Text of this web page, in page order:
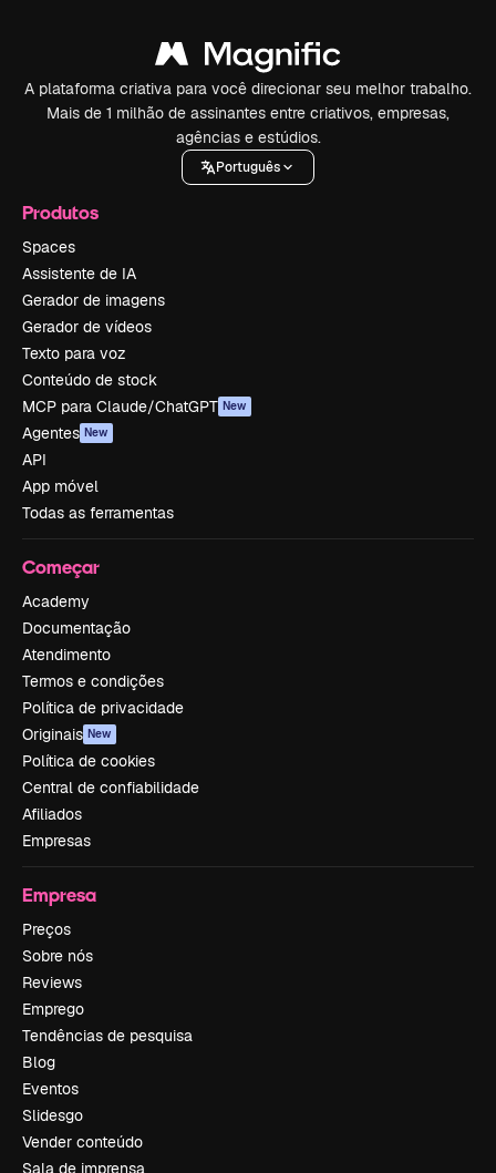
A plataforma criativa para você direcionar seu melhor trabalho.
Mais de 1 milhão de assinantes entre criativos, empresas,
agências e estúdios.
Português
Produtos
Spaces
Assistente de IA
Gerador de imagens
Gerador de vídeos
Texto para voz
Conteúdo de stock
MCP para Claude/ChatGPT New
Agentes New
API
App móvel
Todas as ferramentas
Começar
Academy
Documentação
Atendimento
Termos e condições
Política de privacidade
Originais New
Política de cookies
Central de confiabilidade
Afiliados
Empresas
Empresa
Preços
Sobre nós
Reviews
Emprego
Tendências de pesquisa
Blog
Eventos
Slidesgo
Vender conteúdo
Sala de imprensa